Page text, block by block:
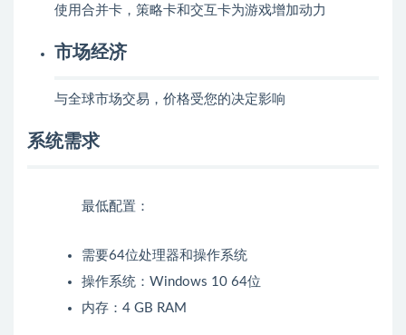
使用合并卡，策略卡和交互卡为游戏增加动力
市场经济
与全球市场交易，价格受您的决定影响
系统需求
最低配置：
需要64位处理器和操作系统
操作系统：Windows 10 64位
内存：4 GB RAM